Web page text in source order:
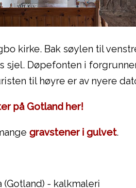
kirke. Bak søylen til
sjel. Døpefonten i
til høyre er av nyere
på Gotland her!
gravstener i gulvet.